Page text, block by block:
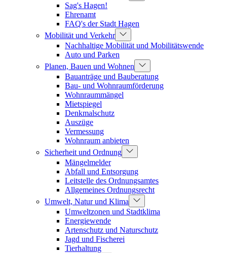
Sag's Hagen!
Ehrenamt
FAQ's der Stadt Hagen
Mobilität und Verkehr
Nachhaltige Mobilität und Mobilitätswende
Auto und Parken
Planen, Bauen und Wohnen
Bauanträge und Bauberatung
Bau- und Wohnraumförderung
Wohnraummängel
Mietspiegel
Denkmalschutz
Auszüge
Vermessung
Wohnraum anbieten
Sicherheit und Ordnung
Mängelmelder
Abfall und Entsorgung
Leitstelle des Ordnungsamtes
Allgemeines Ordnungsrecht
Umwelt, Natur und Klima
Umweltzonen und Stadtklima
Energiewende
Artenschutz und Naturschutz
Jagd und Fischerei
Tierhaltung